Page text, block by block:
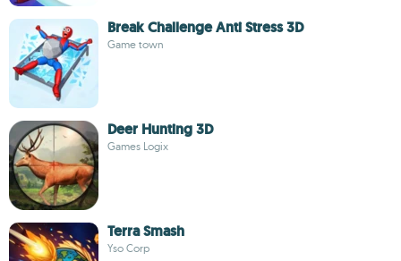
Break Challenge Anti Stress 3D
Game town
Deer Hunting 3D
Games Logix
Terra Smash
Yso Corp